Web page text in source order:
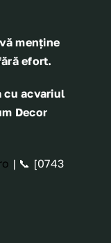
menține
efort.
cu acvariul
Decor
| 📞 [0743